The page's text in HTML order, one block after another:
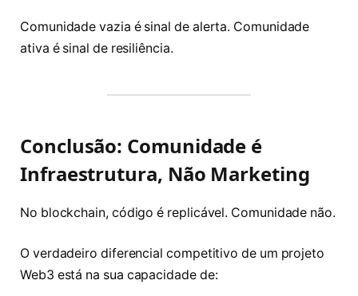
Comunidade vazia é sinal de alerta. Comunidade
ativa é sinal de resiliência.
Conclusão: Comunidade é
Infraestrutura, Não Marketing
No blockchain, código é replicável. Comunidade não.
O verdadeiro diferencial competitivo de um projeto
Web3 está na sua capacidade de: